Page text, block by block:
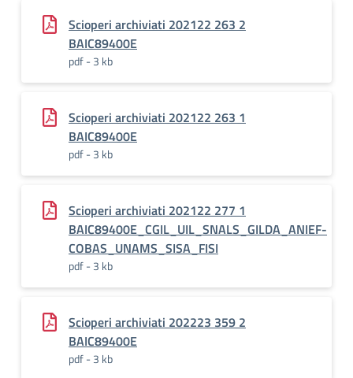
Scioperi archiviati 202122 263 2
BAIC89400E
pdf - 3 kb
Scioperi archiviati 202122 263 1
BAIC89400E
pdf - 3 kb
Scioperi archiviati 202122 277 1
BAIC89400E_CGIL_UIL_SNALS_GILDA_ANIEF-
COBAS_UNAMS_SISA_FISI
pdf - 3 kb
Scioperi archiviati 202223 359 2
BAIC89400E
pdf - 3 kb